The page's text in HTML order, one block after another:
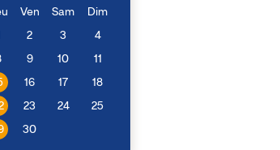
Ven Sam Dim
2 3 4
9 10 11
16 17 18
23 24 25
30